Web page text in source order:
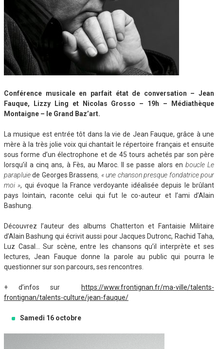
Conférence musicale en parfait état de conversation – Jean
Fauque, Lizzy Ling et Nicolas Grosso – 19h – Médiathèque
Montaigne – le Grand Baz’art.
La musique est entrée tôt dans la vie de Jean Fauque, grâce à une
mère à la très jolie voix qui chantait le répertoire français et ensuite
sous forme d’un électrophone et de 45 tours achetés par son père
lorsqu’il a cinq ans, à Fès, au Maroc. Il se passe alors en boucle Le
parapluiede Georges Brassens , « une chanson presque fondatrice pour
moi », qui évoque la France verdoyante idéalisée depuis le brûlant
pays lointain, raconte celui qui fut le co-auteur et l’ami d’Alain
Bashung.
Découvrez l’auteur des albums Chatterton et Fantaisie Militaire
d’Alain Bashung qui écrivit aussi pour Jacques Dutronc, Rachid Taha,
Luz Casal… Sur scène, entre les chansons qu’il interprète et ses
lectures, Jean Fauque donne la parole au public qui pourra le
questionner sur son parcours, ses rencontres.
+ d’infos sur
https://www.frontignan.fr/ma-ville/talents-
frontignan/talents-culture/jean-fauque/
Samedi 16 octobre